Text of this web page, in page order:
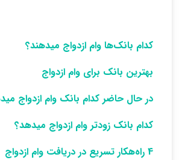
کدام بانک‌ها وام ازدواج میدهند؟
بهترین بانک برای وام ازدواج
در حال حاضر کدام بانک وام ازدواج
کدام بانک زودتر وام ازدواج میدهد؟
4 راه‌هکار تسریع در دریافت وام ازدواج